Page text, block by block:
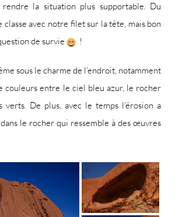
la situation plus supportable. Du
classe avec notre filet sur la tête, mais bon
de survie
!
sous le charme de l’endroit, notamment
couleurs entre le ciel bleu azur, le rocher
verts. De plus, avec le temps l’érosion a
le rocher qui ressemble à des œuvres